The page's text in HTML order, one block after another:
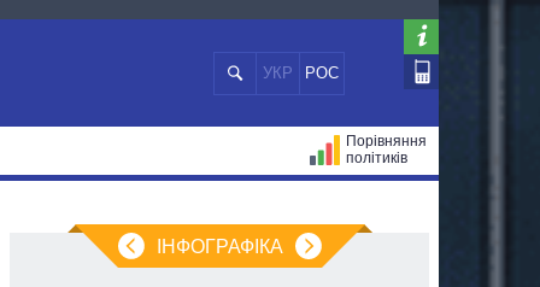
УКР РОС
Порівняння
політиків
ІНФОГРАФІКА